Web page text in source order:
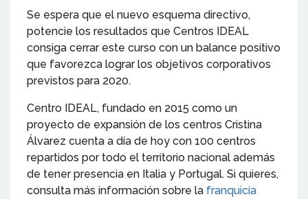
Se espera que el nuevo esquema directivo,
potencie los resultados que Centros IDEAL
consiga cerrar este curso con un balance positivo
que favorezca lograr los objetivos corporativos
previstos para 2020.
Centro IDEAL, fundado en 2015 como un
proyecto de expansión de los centros Cristina
Álvarez cuenta a día de hoy con 100 centros
repartidos por todo el territorio nacional además
de tener presencia en Italia y Portugal. Si quieres,
consulta más información sobre la franquicia